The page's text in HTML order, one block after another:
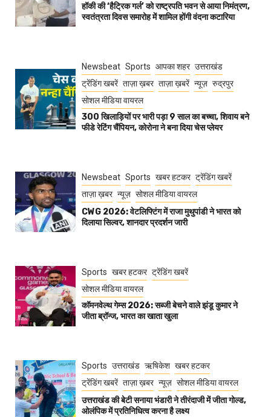
हॉकी की ‘हैट्रिक गर्ल’ को राष्ट्रपति भवन से आया निमंत्रण,
स्वतंत्रता दिवस समारोह में शामिल होंगी वंदना कटारिया
Newsbeat Sports आपका शहर उत्तराखंड
ट्रेंडिंग खबरें ताज़ा ख़बर ताज़ा ख़बरें न्यूज़ रुद्रपुर
सोशल मीडिया वायरल
300 खिलाड़ियों पर भारी पड़ा 9 साल का बच्चा, शिवाय बने
फीडे रेटिंग चैंपियन, कोरोना ने बना दिया चेस प्लेयर
Newsbeat Sports खबर हटकर ट्रेंडिंग खबरें
ताज़ा ख़बर न्यूज़ सोशल मीडिया वायरल
CWG 2026: वेटलिफ्टिंग में राजा मुथुपांडी ने भारत को
दिलाया सिल्वर, शानदार प्रदर्शन जारी
Sports खबर हटकर ट्रेंडिंग खबरें
सोशल मीडिया वायरल
कॉमनवेल्थ गेम्स 2026: सब्जी बेचने वाले झंडू कुमार ने
जीता ब्रॉन्ज, भारत का खाता खुला
Sports उत्तराखंड ऋषिकेश खबर हटकर
ट्रेंडिंग खबरें ताज़ा ख़बर न्यूज़ सोशल मीडिया वायरल
उत्तराखंड की बेटी सनाया भंडारी ने तीरंदाजी में जीता गोल्ड,
ओलंपिक में प्रतिनिधित्व करना है लक्ष्य